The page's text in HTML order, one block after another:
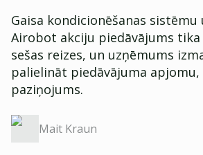
Gaisa kondicionēšanas sistēmu
Airobot akciju piedāvājums
sešas reizes, un uzņēmums
palielināt piedāvājuma apjomu,
paziņojums.
Mait Kraun